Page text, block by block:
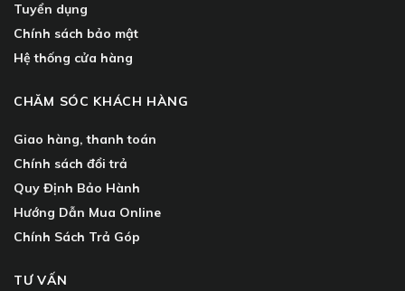
Tuyển dụng
Chính sách bảo mật
Hệ thống cửa hàng
CHĂM SÓC KHÁCH HÀNG
Giao hàng, thanh toán
Chính sách đổi trả
Quy Định Bảo Hành
Hướng Dẫn Mua Online
Chính Sách Trả Góp
TƯ VẤN